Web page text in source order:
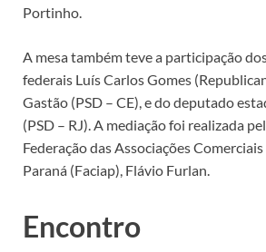
Portinho.
A mesa também teve a participação
federais Luís Carlos Gomes
Gastão (PSD – CE), e do deputado
(PSD – RJ). A mediação foi realizada
Federação das Associações
Paraná (Faciap), Flávio Furlan.
Encontro